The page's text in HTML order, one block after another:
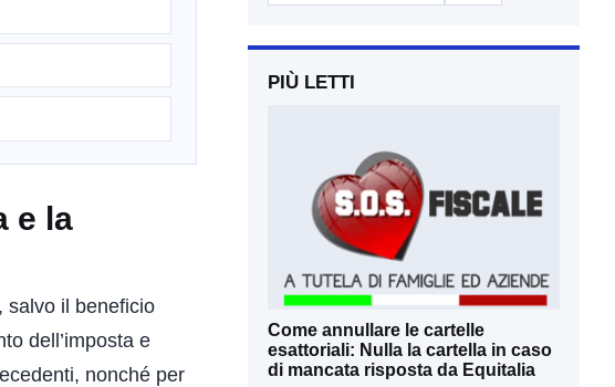
e la
salvo il beneficio
dell’imposta e
nonché per
PIÙ LETTI
Come annullare le cartelle
esattoriali: Nulla la cartella in caso
di mancata risposta da Equitalia